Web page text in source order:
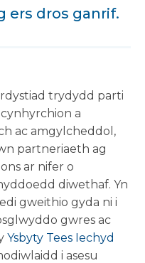
ers dros ganrif.
trydydd parti
a
ac amgylcheddol,
partneriaeth ag
ar nifer o
diwethaf. Yn
gweithio gyda ni i
gwres ac
Ysbyty Tees Iechyd
i asesu